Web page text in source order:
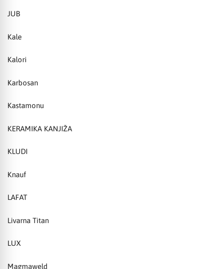
JUB
Kale
Kalori
Karbosan
Kastamonu
KERAMIKA KANJIŽA
KLUDI
Knauf
LAFAT
Livarna Titan
LUX
Magmaweld